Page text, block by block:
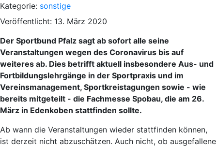
Kategorie: sonstige
Veröffentlicht: 13. März 2020
Der Sportbund Pfalz sagt ab sofort alle seine
Veranstaltungen wegen des Coronavirus bis auf
weiteres ab. Dies betrifft aktuell insbesondere Aus- und
Fortbildungslehrgänge in der Sportpraxis und im
Vereinsmanagement, Sportkreistagungen sowie - wie
bereits mitgeteilt - die Fachmesse Spobau, die am 26.
März in Edenkoben stattfinden sollte.
Ab wann die Veranstaltungen wieder stattfinden können,
ist derzeit nicht abzuschätzen. Auch nicht, ob ausgefallene